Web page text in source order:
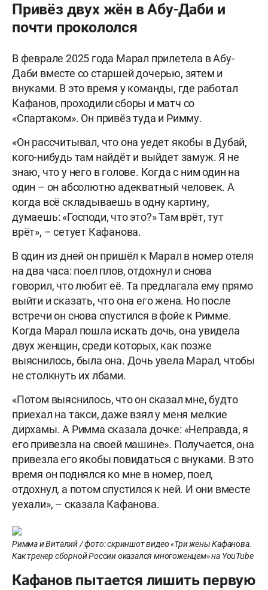
Привёз двух жён в Абу-Даби и
почти прокололся
В феврале 2025 года Марал прилетела в Абу-
Даби вместе со старшей дочерью, зятем и
внуками. В это время у команды, где работал
Кафанов, проходили сборы и матч со
«Спартаком». Он привёз туда и Римму.
«Он рассчитывал, что она уедет якобы в Дубай,
кого-нибудь там найдёт и выйдет замуж. Я не
знаю, что у него в голове. Когда с ним один на
один – он абсолютно адекватный человек. А
когда всё складываешь в одну картину,
думаешь: «Господи, что это?» Там врёт, тут
врёт», – сетует Кафанова.
В один из дней он пришёл к Марал в номер отеля
на два часа: поел плов, отдохнул и снова
говорил, что любит её. Та предлагала ему прямо
выйти и сказать, что она его жена. Но после
встречи он снова спустился в фойе к Римме.
Когда Марал пошла искать дочь, она увидела
двух женщин, среди которых, как позже
выяснилось, была она. Дочь увела Марал, чтобы
не столкнуть их лбами.
«Потом выяснилось, что он сказал мне, будто
приехал на такси, даже взял у меня мелкие
дирхамы. А Римма сказала дочке: «Неправда, я
его привезла на своей машине». Получается, она
привезла его якобы повидаться с внуками. В это
время он поднялся ко мне в номер, поел,
отдохнул, а потом спустился к ней. И они вместе
уехали», – сказала Кафанова.
Римма и Виталий / фото: скриншот видео «Три жены Кафанова.
Как тренер сборной России оказался многоженцем» на YouTube
Кафанов пытается лишить первую